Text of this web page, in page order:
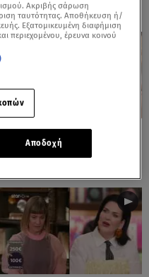
or Trash: Το Αντικείμενο
Που Ενθουσίασε Τη Χιωτίνη
Ακριβής σάρωση
ταυτότητας. Αποθήκευση ή/
Εξατομικευμένη διαφήμιση
περιεχομένου, έρευνα κοινού
Αποδοχή